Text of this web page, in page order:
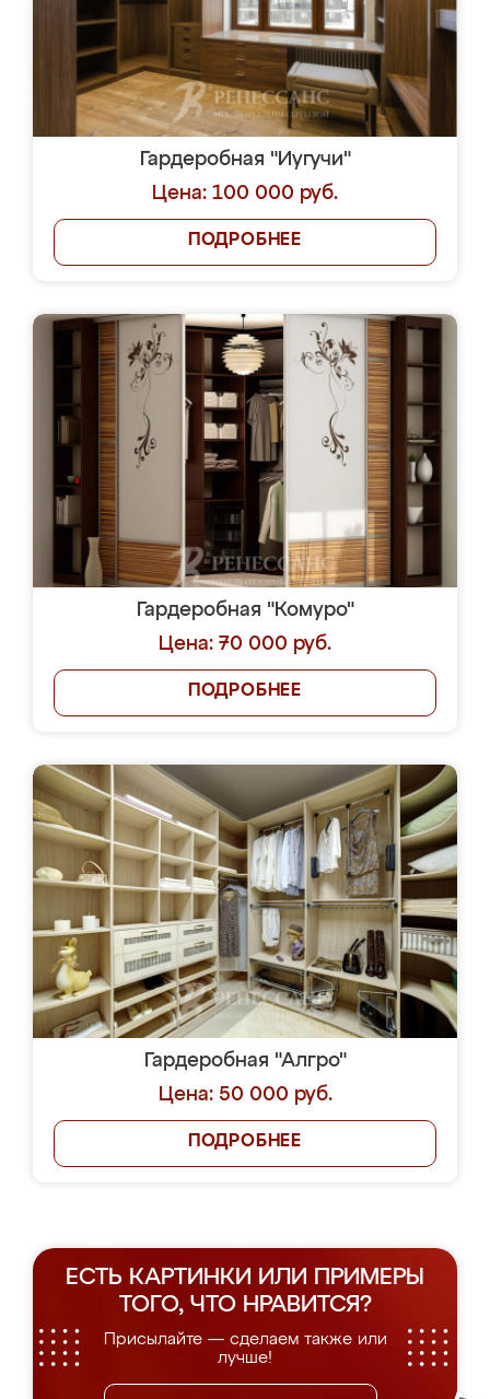
Гардеробная "Иугучи"
Цена: 100 000 руб.
ПОДРОБНЕЕ
Гардеробная "Комуро"
Цена: 70 000 руб.
ПОДРОБНЕЕ
Гардеробная "Алгро"
Цена: 50 000 руб.
ПОДРОБНЕЕ
ЕСТЬ КАРТИНКИ ИЛИ ПРИМЕРЫ
ТОГО, ЧТО НРАВИТСЯ?
Присылайте — сделаем также или
лучше!